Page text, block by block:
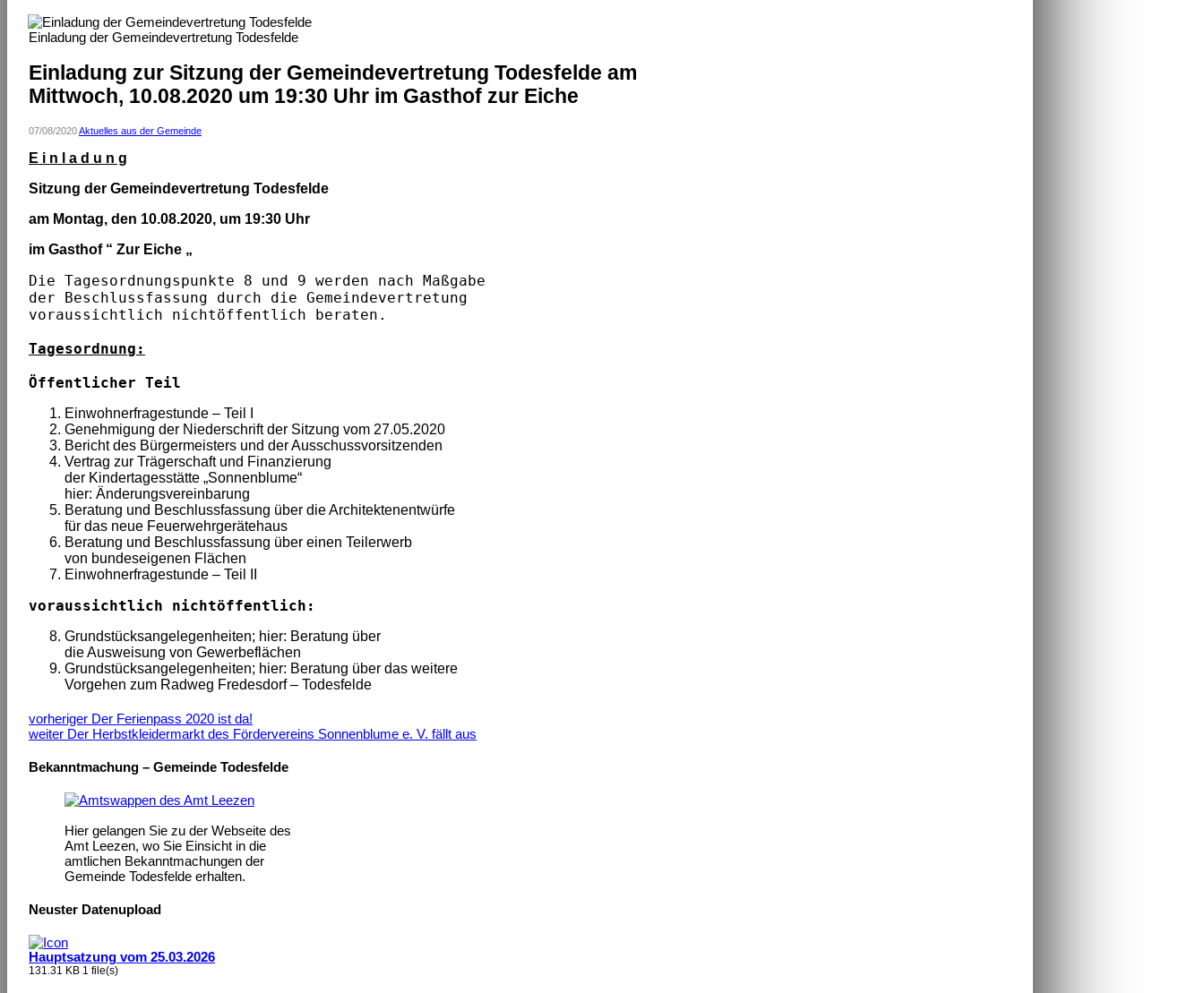
Einladung der Gemeindevertretung Todesfelde
Einladung zur Sitzung der Gemeindevertretung Todesfelde am
Mittwoch, 10.08.2020 um 19:30 Uhr im Gasthof zur Eiche
07/08/2020Aktuelles aus der Gemeinde
E i n l a d u n g
Sitzung der Gemeindevertretung Todesfelde
am Montag, den 10.08.2020, um 19:30 Uhr
im Gasthof “ Zur Eiche „
Die Tagesordnungspunkte 8 und 9 werden nach Maßgabe
der Beschlussfassung durch die Gemeindevertretung
voraussichtlich nichtöffentlich beraten.
Tagesordnung:
Öffentlicher Teil
Einwohnerfragestunde – Teil I
Genehmigung der Niederschrift der Sitzung vom 27.05.2020
Bericht des Bürgermeisters und der Ausschussvorsitzenden
Vertrag zur Trägerschaft und Finanzierung
der Kindertagesstätte „Sonnenblume“
hier: Änderungsvereinbarung
Beratung und Beschlussfassung über die Architektenentwürfe
für das neue Feuerwehrgerätehaus
Beratung und Beschlussfassung über einen Teilerwerb
von bundeseigenen Flächen
Einwohnerfragestunde – Teil II
voraussichtlich nichtöffentlich:
Grundstücksangelegenheiten; hier: Beratung über
die Ausweisung von Gewerbeflächen
Grundstücksangelegenheiten; hier: Beratung über das weitere
Vorgehen zum Radweg Fredesdorf – Todesfelde
vorheriger Der Ferienpass 2020 ist da!
weiter Der Herbstkleidermarkt des Fördervereins Sonnenblume e. V. fällt aus
Bekanntmachung – Gemeinde Todesfelde
Hier gelangen Sie zu der Webseite des
Amt Leezen, wo Sie Einsicht in die
amtlichen Bekanntmachungen der
Gemeinde Todesfelde erhalten.
Neuster Datenupload
Hauptsatzung vom 25.03.2026
131.31 KB 1 file(s)